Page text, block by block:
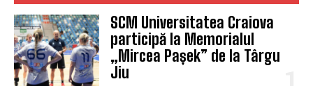
SCM Universitatea Craiova
participă la Memorialul
„Mircea Pașek” de la Târgu
Jiu